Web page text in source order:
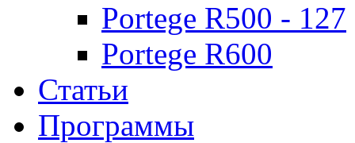
Portege R500 - 127
Portege R600
Статьи
Программы